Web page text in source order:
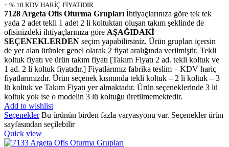
+ % 10 KDV HARİÇ FİYATIDIR.
7128 Argeta Ofis Oturma Grupları İhtiyaçlarınıza göre tek tek
yada 2 adet tekli 1 adet 2 li koltuktan oluşan takım şeklinde de
ofisinizdeki ihtiyaçlarınıza göre AŞAĞIDAKİ
SEÇENEKLERDEN seçim yapabilirsiniz. Ürün grupları içersin
de yer alan ürünler genel olarak 2 fiyat aralığında verilmiştir. Tekli
koltuk fiyatı ve ürün takım fiyatı [Takım Fiyatı 2 ad. tekli koltuk ve
1 ad. 2 li koltuk fiyatıdır.] Fiyatlarımız fabrika teslim – KDV hariç
fiyatlarımızdır. Ürün seçenek kısmında tekli koltuk – 2 li koltuk – 3
lü koltuk ve Takım Fiyatı yer almaktadır. Ürün seçeneklerinde 3 lü
koltuk yok ise o modelin 3 lü koltuğu üretilmemektedir.
Add to wishlist
Seçenekler Bu ürünün birden fazla varyasyonu var. Seçenekler ürün
sayfasından seçilebilir
Quick view